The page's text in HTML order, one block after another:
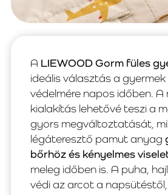
A LIEWOOD Gorm füles
ideális választás a
védelmére napos időben.
kialakítás lehetővé teszi a
gyors megváltoztatását,
légáteresztő pamut anyag
bőrhöz és kényelmes
meleg időben is. A puha,
védi az arcot a